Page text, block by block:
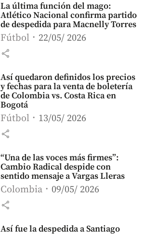
La última función del mago:
Atlético Nacional confirma partido
de despedida para Macnelly Torres
Fútbol 22/05/ 2026
share
Así quedaron definidos los precios
y fechas para la venta de boletería
de Colombia vs. Costa Rica en
Bogotá
Fútbol 13/05/ 2026
share
“Una de las voces más firmes”:
Cambio Radical despide con
sentido mensaje a Vargas Lleras
Colombia 09/05/ 2026
share
Así fue la despedida a Santiago